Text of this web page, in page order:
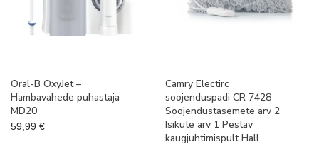
Oral-B OxyJet –
Hambavahede puhastaja
MD20
59,99 €
Camry Electirc
soojenduspadi CR 7428
Soojendustasemete arv 2
Isikute arv 1 Pestav
kaugjuhtimispult Hall